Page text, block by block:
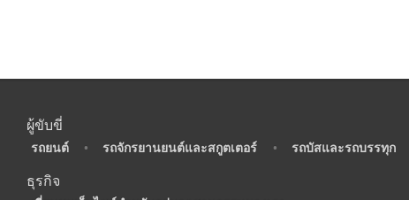
ผู้ขับขี่
รถยนต์ • รถจักรยานยนต์และสกูตเตอร์ • รถบัสและรถบรรทุก
ธุรกิจ